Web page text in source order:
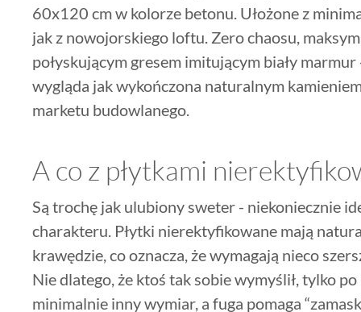
60x120 cm w kolorze betonu. Ułożone z
jak z nowojorskiego loftu. Zero chaosu,
połyskującym gresem imitującym biały
wygląda jak wykończona naturalnym
marketu budowlanego.
A co z płytkami
Są trochę jak ulubiony sweter - niekoniecznie
charakteru. Płytki nierektyfikowane mają
krawędzie, co oznacza, że wymagają nieco
Nie dlatego, że ktoś tak sobie wymyślił, tylko
minimalnie inny wymiar, a fuga pomaga